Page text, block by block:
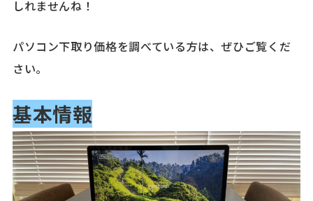
しれませんね！
パソコン下取り価格を調べている方は、ぜひご覧くだ
さい。
基本情報